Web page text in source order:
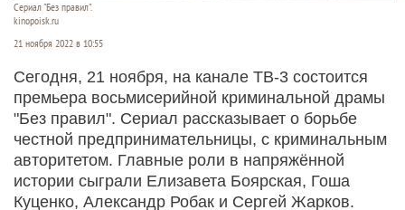
Сериал "Без правил".
kinopoisk.ru
21 ноября 2022 в 10:55
Сегодня, 21 ноября, на канале ТВ-3 состоится
премьера восьмисерийной криминальной драмы
"Без правил". Сериал рассказывает о борьбе
честной предпринимательницы, с криминальным
авторитетом. Главные роли в напряжённой
истории сыграли Елизавета Боярская, Гоша
Куценко, Александр Робак и Сергей Жарков.